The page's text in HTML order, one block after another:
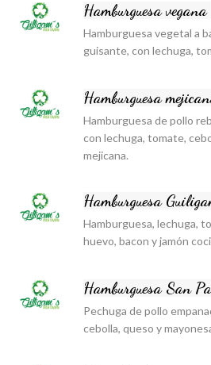
Hamburguesa vegana
Hamburguesa vegetal a
guisante, con lechuga,
Hamburguesa
Hamburguesa de pollo
con lechuga, tomate,
mejicana.
Hamburguesa
Hamburguesa, lechuga,
huevo, bacon y jamón
Hamburguesa San
Pechuga de pollo
cebolla, queso y